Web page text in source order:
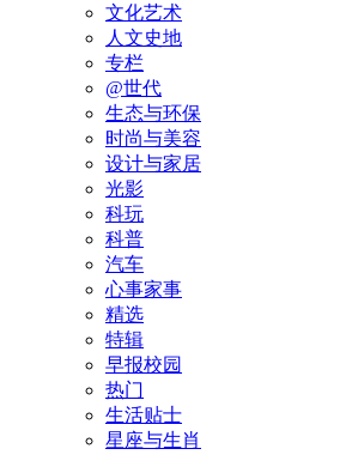
文化艺术
人文史地
专栏
@世代
生态与环保
时尚与美容
设计与家居
光影
科玩
科普
汽车
心事家事
精选
特辑
早报校园
热门
生活贴士
星座与生肖